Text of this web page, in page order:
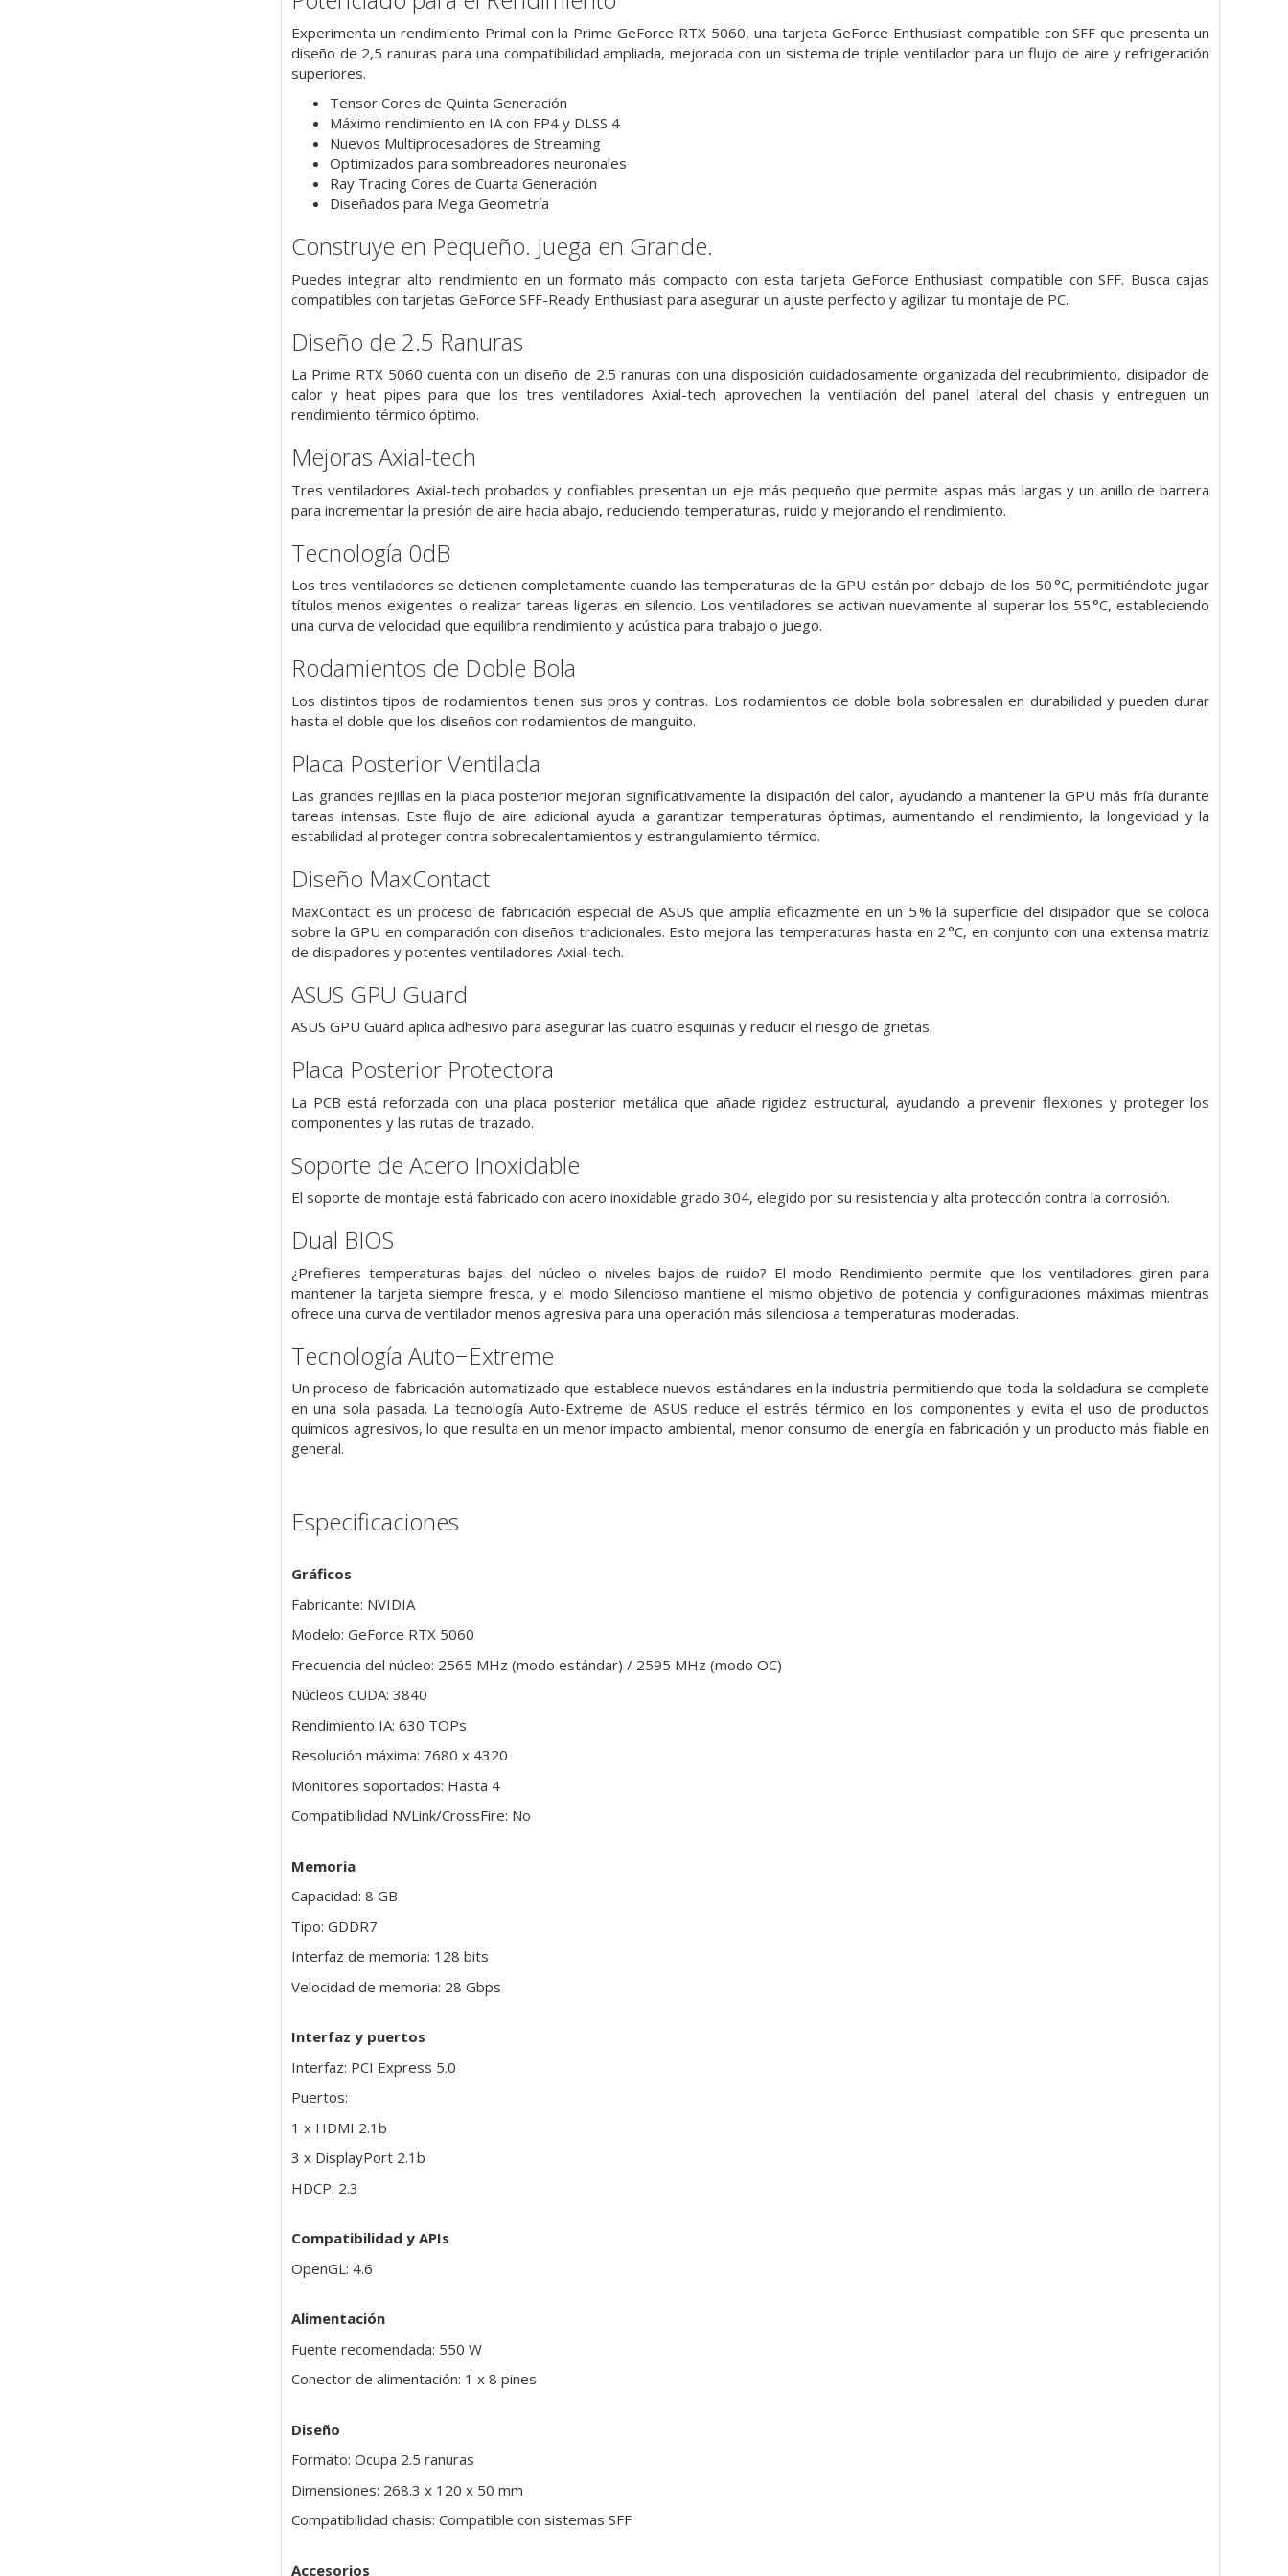
Experimenta un rendimiento Primal con la Prime GeForce RTX 5060, una tarjeta GeForce Enthusiast compatible con SFF que presenta un
diseño de 2,5 ranuras para una compatibilidad ampliada, mejorada con un sistema de triple ventilador para un flujo de aire y refrigeración
superiores.
Tensor Cores de Quinta Generación
Máximo rendimiento en IA con FP4 y DLSS 4
Nuevos Multiprocesadores de Streaming
Optimizados para sombreadores neuronales
Ray Tracing Cores de Cuarta Generación
Diseñados para Mega Geometría
Construye en Pequeño. Juega en Grande.
Puedes integrar alto rendimiento en un formato más compacto con esta tarjeta GeForce Enthusiast compatible con SFF. Busca cajas
compatibles con tarjetas GeForce SFF-Ready Enthusiast para asegurar un ajuste perfecto y agilizar tu montaje de PC.
Diseño de 2.5 Ranuras
La Prime RTX 5060 cuenta con un diseño de 2.5 ranuras con una disposición cuidadosamente organizada del recubrimiento, disipador de
calor y heat pipes para que los tres ventiladores Axial-tech aprovechen la ventilación del panel lateral del chasis y entreguen un
rendimiento térmico óptimo.
Mejoras Axial-tech
Tres ventiladores Axial-tech probados y confiables presentan un eje más pequeño que permite aspas más largas y un anillo de barrera
para incrementar la presión de aire hacia abajo, reduciendo temperaturas, ruido y mejorando el rendimiento.
Tecnología 0dB
Los tres ventiladores se detienen completamente cuando las temperaturas de la GPU están por debajo de los 50 °C, permitiéndote jugar
títulos menos exigentes o realizar tareas ligeras en silencio. Los ventiladores se activan nuevamente al superar los 55 °C, estableciendo
una curva de velocidad que equilibra rendimiento y acústica para trabajo o juego.
Rodamientos de Doble Bola
Los distintos tipos de rodamientos tienen sus pros y contras. Los rodamientos de doble bola sobresalen en durabilidad y pueden durar
hasta el doble que los diseños con rodamientos de manguito.
Placa Posterior Ventilada
Las grandes rejillas en la placa posterior mejoran significativamente la disipación del calor, ayudando a mantener la GPU más fría durante
tareas intensas. Este flujo de aire adicional ayuda a garantizar temperaturas óptimas, aumentando el rendimiento, la longevidad y la
estabilidad al proteger contra sobrecalentamientos y estrangulamiento térmico.
Diseño MaxContact
MaxContact es un proceso de fabricación especial de ASUS que amplía eficazmente en un 5 % la superficie del disipador que se coloca
sobre la GPU en comparación con diseños tradicionales. Esto mejora las temperaturas hasta en 2 °C, en conjunto con una extensa matriz
de disipadores y potentes ventiladores Axial-tech.
ASUS GPU Guard
ASUS GPU Guard aplica adhesivo para asegurar las cuatro esquinas y reducir el riesgo de grietas.
Placa Posterior Protectora
La PCB está reforzada con una placa posterior metálica que añade rigidez estructural, ayudando a prevenir flexiones y proteger los
componentes y las rutas de trazado.
Soporte de Acero Inoxidable
El soporte de montaje está fabricado con acero inoxidable grado 304, elegido por su resistencia y alta protección contra la corrosión.
Dual BIOS
¿Prefieres temperaturas bajas del núcleo o niveles bajos de ruido? El modo Rendimiento permite que los ventiladores giren para
mantener la tarjeta siempre fresca, y el modo Silencioso mantiene el mismo objetivo de potencia y configuraciones máximas mientras
ofrece una curva de ventilador menos agresiva para una operación más silenciosa a temperaturas moderadas.
Tecnología Auto−Extreme
Un proceso de fabricación automatizado que establece nuevos estándares en la industria permitiendo que toda la soldadura se complete
en una sola pasada. La tecnología Auto-Extreme de ASUS reduce el estrés térmico en los componentes y evita el uso de productos
químicos agresivos, lo que resulta en un menor impacto ambiental, menor consumo de energía en fabricación y un producto más fiable en
general.
Especificaciones
Gráficos
Fabricante: NVIDIA
Modelo: GeForce RTX 5060
Frecuencia del núcleo: 2565 MHz (modo estándar) / 2595 MHz (modo OC)
Núcleos CUDA: 3840
Rendimiento IA: 630 TOPs
Resolución máxima: 7680 x 4320
Monitores soportados: Hasta 4
Compatibilidad NVLink/CrossFire: No
Memoria
Capacidad: 8 GB
Tipo: GDDR7
Interfaz de memoria: 128 bits
Velocidad de memoria: 28 Gbps
Interfaz y puertos
Interfaz: PCI Express 5.0
Puertos:
1 x HDMI 2.1b
3 x DisplayPort 2.1b
HDCP: 2.3
Compatibilidad y APIs
OpenGL: 4.6
Alimentación
Fuente recomendada: 550 W
Conector de alimentación: 1 x 8 pines
Diseño
Formato: Ocupa 2.5 ranuras
Dimensiones: 268.3 x 120 x 50 mm
Compatibilidad chasis: Compatible con sistemas SFF
Accesorios